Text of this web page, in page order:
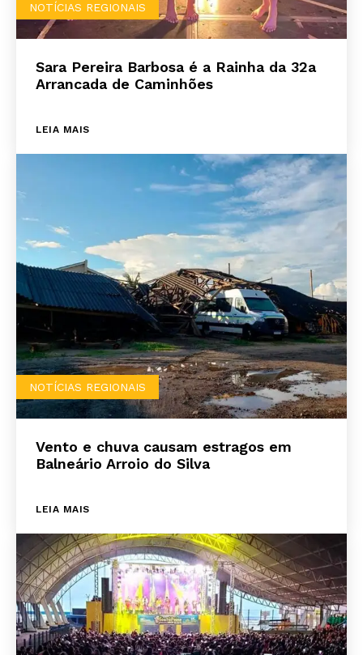
NOTÍCIAS REGIONAIS
Sara Pereira Barbosa é a Rainha da 32a
Arrancada de Caminhões
LEIA MAIS
NOTÍCIAS REGIONAIS
Vento e chuva causam estragos em
Balneário Arroio do Silva
LEIA MAIS